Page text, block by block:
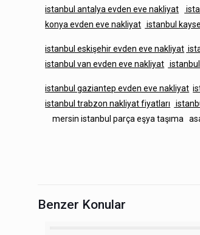
istanbul antalya evden eve nakliyat
konya evden eve nakliyat istanbul
istanbul eskişehir evden eve nakliyat
istanbul van evden eve nakliyat
istanbul gaziantep evden eve nakliyat
istanbul trabzon nakliyat fiyatları
mersin istanbul parça eşya taşıma
Benzer Konular